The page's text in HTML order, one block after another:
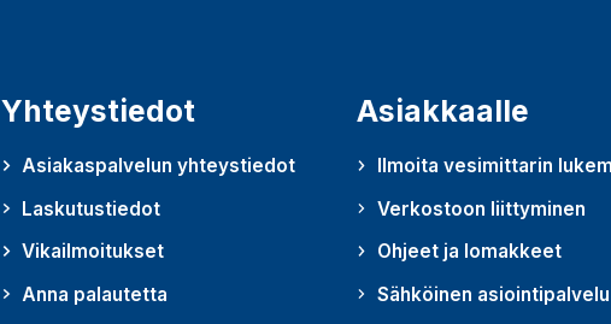
Yhteystiedot
Asiakaspalvelun yhteystiedot
Laskutustiedot
Vikailmoitukset
Anna palautetta
(Avautuu uudessa ikkunassa)
Asiakkaalle
Ilmoita vesimittarin
Verkostoon liittyminen
Ohjeet ja lomakkeet
Sähköinen asiointipalvelu